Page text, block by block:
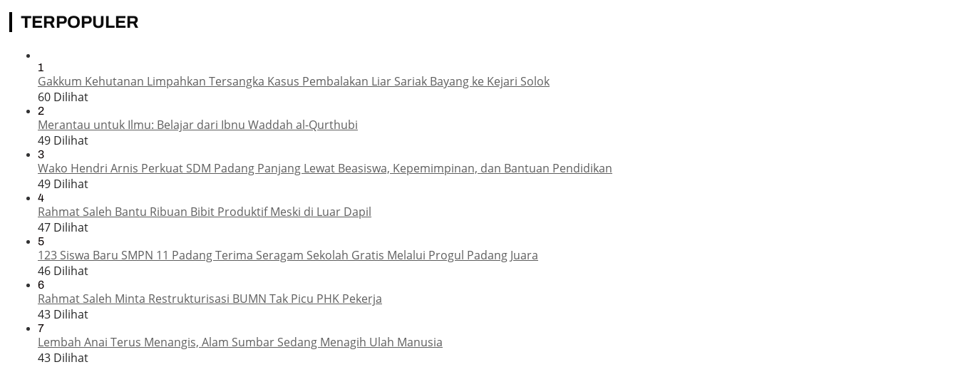
TERPOPULER
1
Gakkum Kehutanan Limpahkan Tersangka Kasus Pembalakan Liar Sariak Bayang ke Kejari Solok
60 Dilihat
2
Merantau untuk Ilmu: Belajar dari Ibnu Waddah al-Qurthubi
49 Dilihat
3
Wako Hendri Arnis Perkuat SDM Padang Panjang Lewat Beasiswa, Kepemimpinan, dan Bantuan Pendidikan
49 Dilihat
4
Rahmat Saleh Bantu Ribuan Bibit Produktif Meski di Luar Dapil
47 Dilihat
5
123 Siswa Baru SMPN 11 Padang Terima Seragam Sekolah Gratis Melalui Progul Padang Juara
46 Dilihat
6
Rahmat Saleh Minta Restrukturisasi BUMN Tak Picu PHK Pekerja
43 Dilihat
7
Lembah Anai Terus Menangis, Alam Sumbar Sedang Menagih Ulah Manusia
43 Dilihat